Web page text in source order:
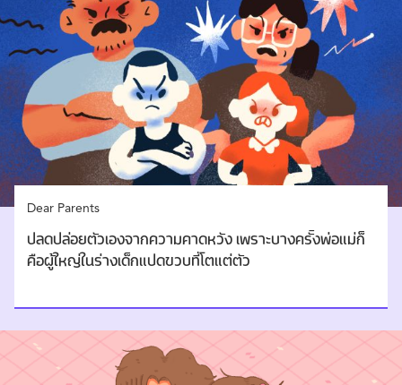
Dear Parents
ปลดปล่อยตัวเองจากความคาดหวัง เพราะบางครั้งพ่อแม่ก็
คือผู้ใหญ่ในร่างเด็กแปดขวบที่โตแต่ตัว